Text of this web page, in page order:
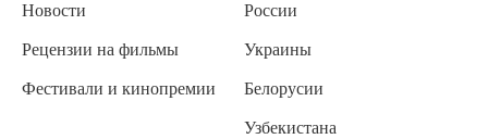
Новости
Рецензии на фильмы
Фестивали и кинопремии
России
Украины
Белорусии
Узбекистана